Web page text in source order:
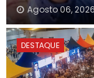
Agosto 06,
DESTAQUE